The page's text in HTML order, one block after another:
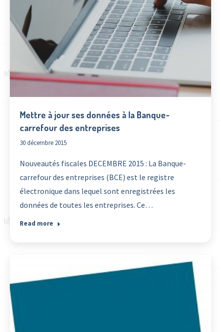
Mettre à jour ses données à la Banque-
carrefour des entreprises
30 décembre 2015
Nouveautés fiscales DECEMBRE 2015 : La Banque-
carrefour des entreprises (BCE) est le registre
électronique dans lequel sont enregistrées les
données de toutes les entreprises. Ce…
Read more